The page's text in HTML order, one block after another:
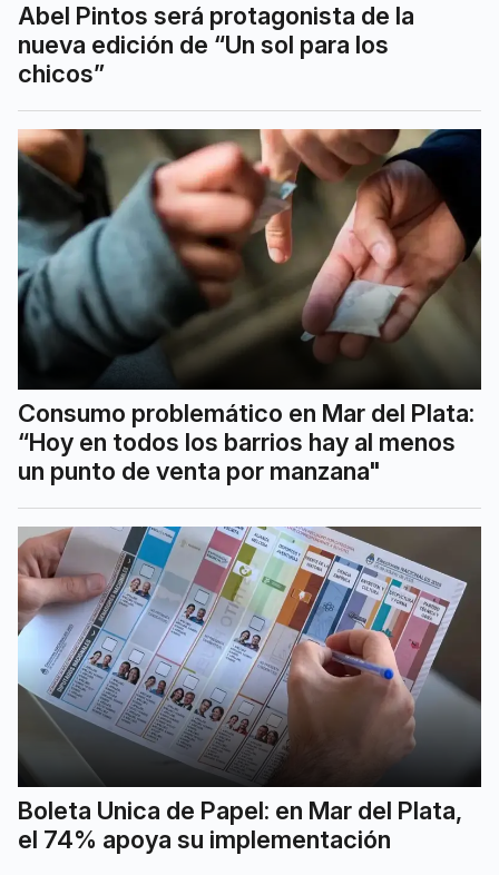
Abel Pintos será protagonista de la
nueva edición de “Un sol para los
chicos”
Consumo problemático en Mar del Plata:
“Hoy en todos los barrios hay al menos
un punto de venta por manzana"
Boleta Unica de Papel: en Mar del Plata,
el 74% apoya su implementación